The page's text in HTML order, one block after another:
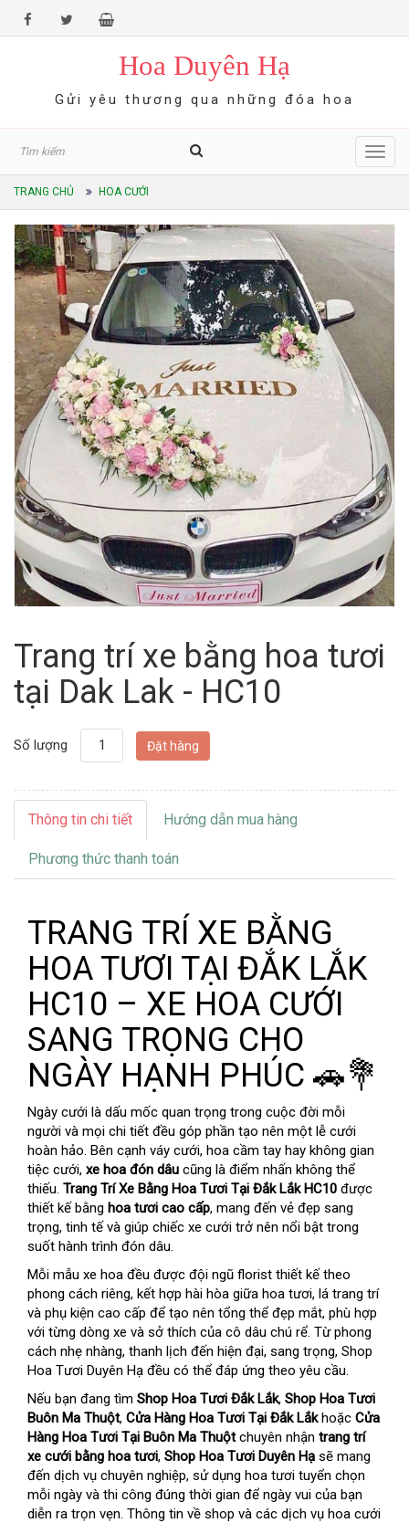
Hoa Duyên Hạ
Gửi yêu thương qua những đóa hoa
TRANG CHỦ HOA CƯỚI
Trang trí xe bằng hoa tươi
tại Dak Lak - HC10
Số lượng
Thông tin chi tiết Hướng dẫn mua hàng
Phương thức thanh toán
TRANG TRÍ XE BẰNG
HOA TƯƠI TẠI ĐẮK LẮK
HC10 – XE HOA CƯỚI
SANG TRỌNG CHO
NGÀY HẠNH PHÚC 🚗💐
Ngày cưới là dấu mốc quan trọng trong cuộc đời mỗi
người và mọi chi tiết đều góp phần tạo nên một lễ cưới
hoàn hảo. Bên cạnh váy cưới, hoa cầm tay hay không gian
tiệc cưới, xe hoa đón dâu cũng là điểm nhấn không thể
thiếu. Trang Trí Xe Bằng Hoa Tươi Tại Đắk Lắk HC10 được
thiết kế bằng hoa tươi cao cấp, mang đến vẻ đẹp sang
trọng, tinh tế và giúp chiếc xe cưới trở nên nổi bật trong
suốt hành trình đón dâu.
Mỗi mẫu xe hoa đều được đội ngũ florist thiết kế theo
phong cách riêng, kết hợp hài hòa giữa hoa tươi, lá trang trí
và phụ kiện cao cấp để tạo nên tổng thể đẹp mắt, phù hợp
với từng dòng xe và sở thích của cô dâu chú rể. Từ phong
cách nhẹ nhàng, thanh lịch đến hiện đại, sang trọng, Shop
Hoa Tươi Duyên Hạ đều có thể đáp ứng theo yêu cầu.
Nếu bạn đang tìm Shop Hoa Tươi Đắk Lắk, Shop Hoa Tươi
Buôn Ma Thuột, Cửa Hàng Hoa Tươi Tại Đắk Lắkhoặc Cửa
Hàng Hoa Tươi Tại Buôn Ma Thuộtchuyên nhận trang trí
xe cưới bằng hoa tươi, Shop Hoa Tươi Duyên Hạ sẽ mang
đến dịch vụ chuyên nghiệp, sử dụng hoa tươi tuyển chọn
mỗi ngày và thi công đúng thời gian để ngày vui của bạn
diễn ra trọn vẹn. Thông tin về shop và các dịch vụ hoa cưới